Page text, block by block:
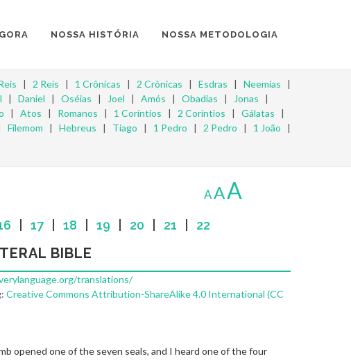
NOSSA HISTÓRIA NOSSA METODOLOGIA
| 2 Reis | 1 Crônicas | 2 Crônicas | Esdras | Neemias |
| Daniel | Oséias | Joel | Amós | Obadias | Jonas |
| Atos | Romanos | 1 Coríntios | 2 Coríntios | Gálatas |
Filemom | Hebreus | Tiago | 1 Pedro | 2 Pedro | 1 João |
AAA
17| 18 19 20 21 22
BIBLE
translations/
Creative Commons Attribution-ShareAlike 4.0 International (CC
opened one of the seven seals, and I heard one of the four